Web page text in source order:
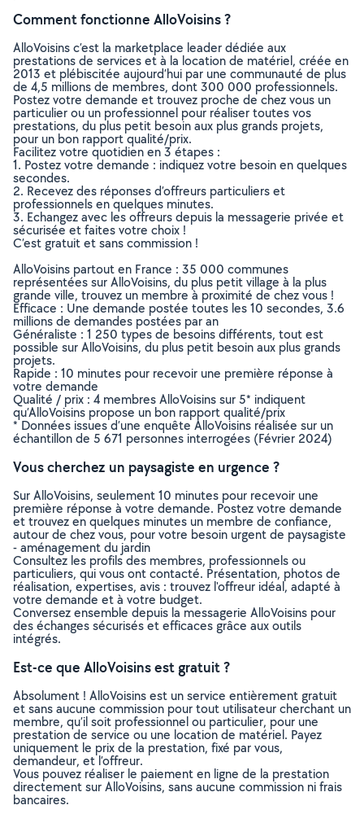
Comment fonctionne AlloVoisins ?
AlloVoisins c’est la marketplace leader dédiée aux
prestations de services et à la location de matériel, créée en
2013 et plébiscitée aujourd’hui par une communauté de plus
de 4,5 millions de membres, dont 300 000 professionnels.
Postez votre demande et trouvez proche de chez vous un
particulier ou un professionnel pour réaliser toutes vos
prestations, du plus petit besoin aux plus grands projets,
pour un bon rapport qualité/prix.
Facilitez votre quotidien en 3 étapes :
1. Postez votre demande : indiquez votre besoin en quelques
secondes.
2. Recevez des réponses d’offreurs particuliers et
professionnels en quelques minutes.
3. Echangez avec les offreurs depuis la messagerie privée et
sécurisée et faites votre choix !
C’est gratuit et sans commission !
AlloVoisins partout en France : 35 000 communes
représentées sur AlloVoisins, du plus petit village à la plus
grande ville, trouvez un membre à proximité de chez vous !
Efficace : Une demande postée toutes les 10 secondes, 3.6
millions de demandes postées par an
Généraliste : 1 250 types de besoins différents, tout est
possible sur AlloVoisins, du plus petit besoin aux plus grands
projets.
Rapide : 10 minutes pour recevoir une première réponse à
votre demande
Qualité / prix : 4 membres AlloVoisins sur 5* indiquent
qu’AlloVoisins propose un bon rapport qualité/prix
* Données issues d’une enquête AlloVoisins réalisée sur un
échantillon de 5 671 personnes interrogées (Février 2024)
Vous cherchez un paysagiste en urgence ?
Sur AlloVoisins, seulement 10 minutes pour recevoir une
première réponse à votre demande. Postez votre demande
et trouvez en quelques minutes un membre de confiance,
autour de chez vous, pour votre besoin urgent de paysagiste
- aménagement du jardin
Consultez les profils des membres, professionnels ou
particuliers, qui vous ont contacté. Présentation, photos de
réalisation, expertises, avis : trouvez l'offreur idéal, adapté à
votre demande et à votre budget.
Conversez ensemble depuis la messagerie AlloVoisins pour
des échanges sécurisés et efficaces grâce aux outils
intégrés.
Est-ce que AlloVoisins est gratuit ?
Absolument ! AlloVoisins est un service entièrement gratuit
et sans aucune commission pour tout utilisateur cherchant un
membre, qu’il soit professionnel ou particulier, pour une
prestation de service ou une location de matériel. Payez
uniquement le prix de la prestation, fixé par vous,
demandeur, et l’offreur.
Vous pouvez réaliser le paiement en ligne de la prestation
directement sur AlloVoisins, sans aucune commission ni frais
bancaires.